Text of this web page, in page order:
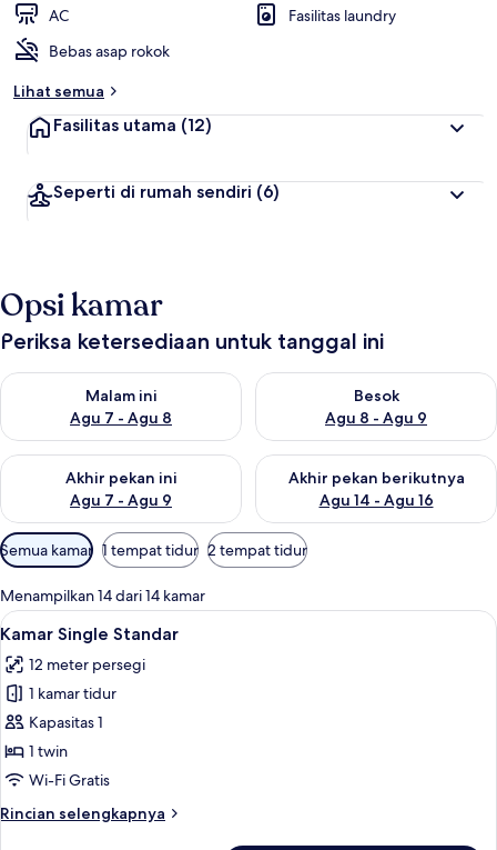
AC
Fasilitas laundry
Bebas asap rokok
Lihat semua
Fasilitas utama (12)
Seperti di rumah sendiri (6)
Opsi kamar
Periksa ketersediaan untuk tanggal ini
Malam ini
Agu 7 - Agu 8
Periksa ketersediaan untuk malam ini Agu 7 - Agu 8
Besok
Agu 8 - Agu 9
Periksa ketersediaan untuk
Akhir pekan ini
Agu 7 - Agu 9
Periksa ketersediaan untuk akhir pekan ini Agu 7 - Agu 9
Akhir pekan berikutnya
Agu 14 - Agu 16
Periksa ketersediaan untuk
Filter
tersedia
untuk
kamar
Semua kamar 1 tempat tidur 2 tempat tidur
Menampilkan 14 dari 14 kamar
Lihat
semua
foto
untuk
Kamar
Single
Standar
Kamar Single Standar | Seprai
6
Kamar Single Standar
12 meter persegi
1 kamar tidur
Kapasitas 1
1 twin
Wi-Fi Gratis
Rincian selengkapnya
Rincian